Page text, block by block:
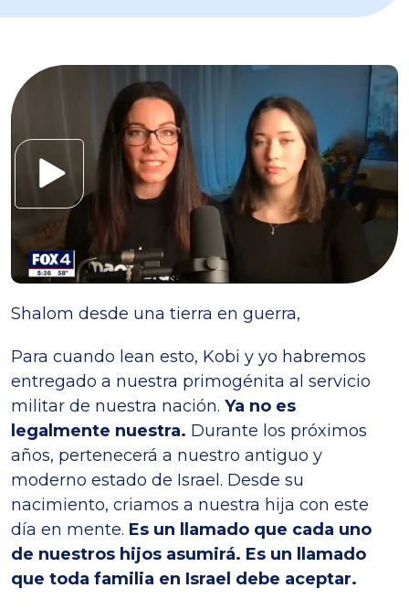
Shalom desde una tierra en guerra,
Para cuando lean esto, Kobi y yo habremos
entregado a nuestra primogénita al servicio
militar de nuestra nación. Ya no es
legalmente nuestra. Durante los próximos
años, pertenecerá a nuestro antiguo y
moderno estado de Israel. Desde su
nacimiento, criamos a nuestra hija con este
día en mente. Es un llamado que cada uno
de nuestros hijos asumirá. Es un llamado
que toda familia en Israel debe aceptar.